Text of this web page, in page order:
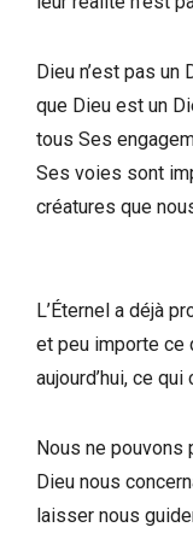
Dieu n’est pas
que Dieu est un
tous Ses
Ses voies sont
créatures que
L’Éternel a déjà
et peu importe ce
aujourd’hui, ce
Nous ne
Dieu nous
laisser nous